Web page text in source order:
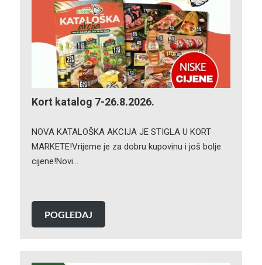
Kort katalog 7-26.8.2026.
NOVA KATALOŠKA AKCIJA JE STIGLA U KORT
MARKETE!Vrijeme je za dobru kupovinu i još bolje
cijene!Novi…
POGLEDAJ